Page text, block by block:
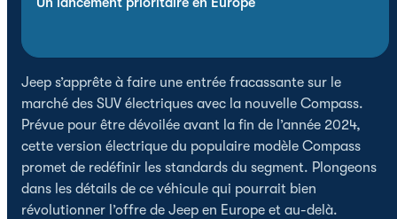
Jeep s’apprête à faire une entrée fracassante sur le
marché des SUV électriques avec la nouvelle Compass.
Prévue pour être dévoilée avant la fin de l’année 2024,
cette version électrique du populaire modèle Compass
promet de redéfinir les standards du segment. Plongeons
dans les détails de ce véhicule qui pourrait bien
révolutionner l’offre de Jeep en Europe et au-delà.